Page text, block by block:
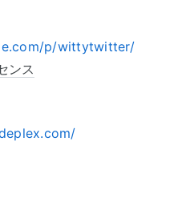
p/wittytwitter/
ンス